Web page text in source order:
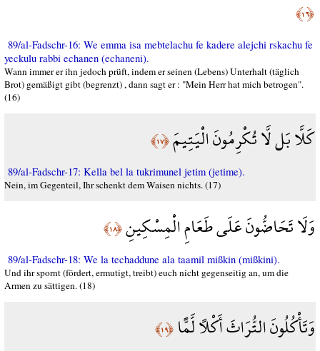
﴿١٦﴾
89/al-Fadschr-16: We emma isa mebtelachu fe kadere alejchi rskachu fe
yeckulu rabbi echanen (echaneni).
Wann immer er ihn jedoch prüft, indem er seinen (Lebens) Unterhalt (täglich
Brot) gemäßigt gibt (begrenzt) , dann sagt er : "Mein Herr hat mich betrogen".
(16)
كَلَّا بَل لَّا تُكْرِمُونَ الْيَتِيمَ﴿١٧﴾
89/al-Fadschr-17: Kella bel la tukrimunel jetim (jetime).
Nein, im Gegenteil, Ihr schenkt dem Waisen nichts. (17)
وَلَا تَحَاضُّونَ عَلَى طَعَامِ الْمِسْكِينِ﴿١٨﴾
89/al-Fadschr-18: We la techaddune ala taamil mißkin (mißkini).
Und ihr spornt (fördert, ermutigt, treibt) euch nicht gegenseitig an, um die
Armen zu sättigen. (18)
وَتَأْكُلُونَ التُّرَاثَ أَكْلًا لَّمًّا﴿١٩﴾